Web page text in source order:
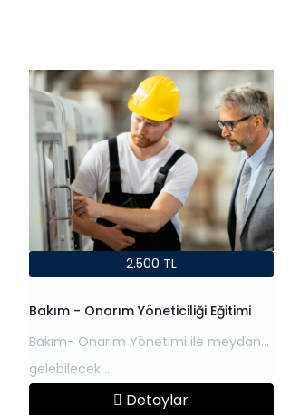
2.500 TL
Bakım - Onarım Yöneticiliği Eğitimi
Bakım- Onarım Yönetimi ile meydana
Detaylar